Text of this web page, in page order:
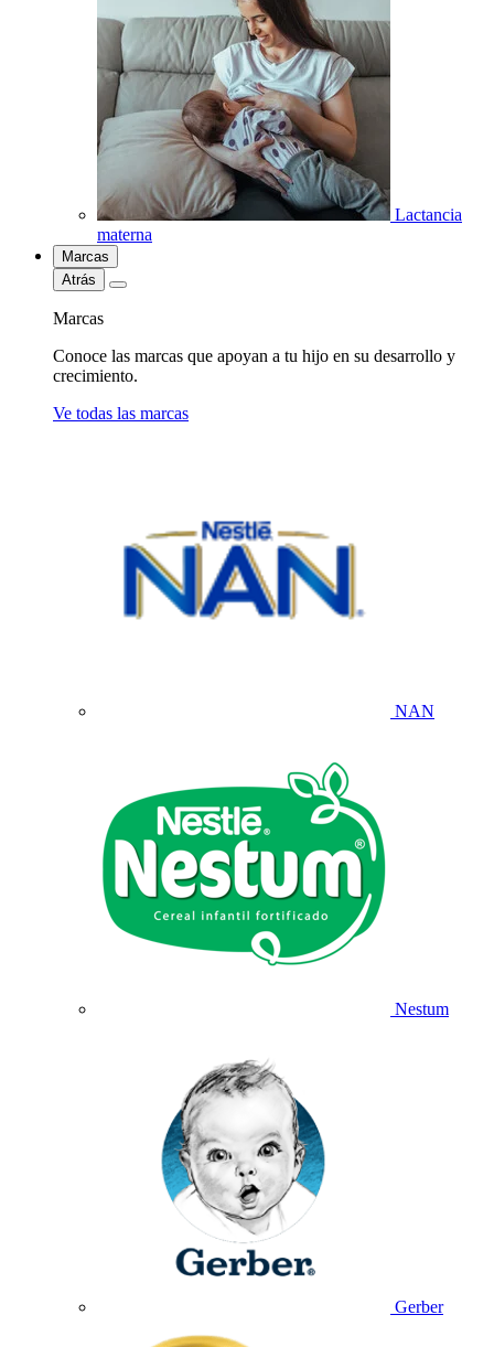
Lactancia
materna
Marcas
Atrás
Marcas
Conoce las marcas que apoyan a tu hijo en su desarrollo y
crecimiento.
Ve todas las marcas
NAN
Nestum
Gerber